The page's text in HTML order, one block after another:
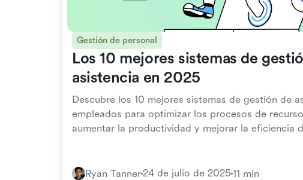
Gestión de personal
Los 10 mejores sistemas de
asistencia en 2025
Descubre los 10 mejores sistemas de gestión de
empleados para optimizar los procesos de
aumentar la productividad y mejorar la eficiencia
Ryan Tanner24 de julio de 2025 11 min